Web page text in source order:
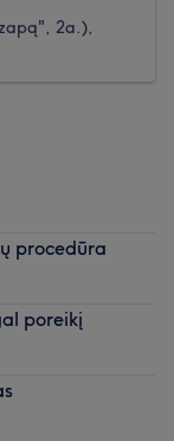
2a.),
procedūra
poreikį